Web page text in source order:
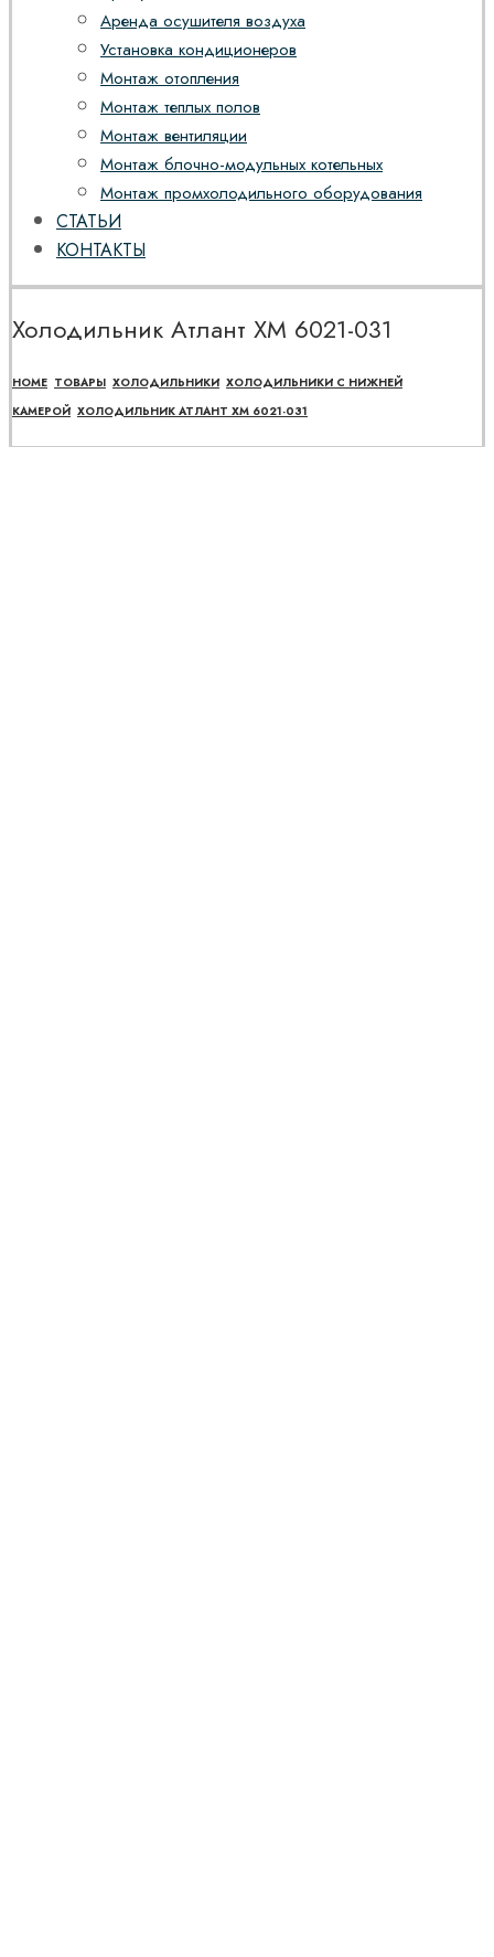
Аренда осушителя воздуха
Установка кондиционеров
Монтаж отопления
Монтаж теплых полов
Монтаж вентиляции
Монтаж блочно-модульных котельных
Монтаж промхолодильного оборудования
СТАТЬИ
КОНТАКТЫ
Холодильник Атлант XM 6021-031
HOME ТОВАРЫ ХОЛОДИЛЬНИКИ ХОЛОДИЛЬНИКИ С НИЖНЕЙ
КАМЕРОЙ ХОЛОДИЛЬНИК АТЛАНТ XM 6021-031